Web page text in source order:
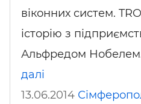
віконних систем.
історію з
Альфредом Нобелем.
далі
13.06.2014